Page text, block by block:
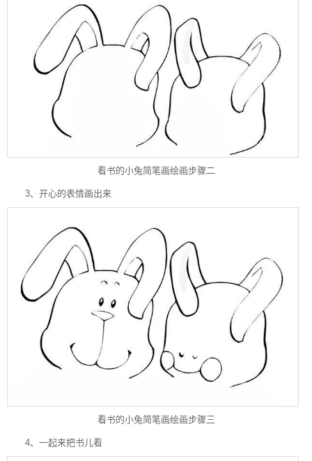
看书的小兔简笔画绘画步骤二
3、开心的表情画出来
看书的小兔简笔画绘画步骤三
4、一起来把书儿看